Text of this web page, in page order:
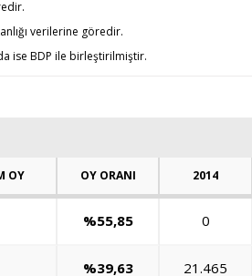
verilerine göredir.
ise BDP ile birleştirilmiştir.
OY OY ORANI 2014
%55,85 0
%39,63 21.465